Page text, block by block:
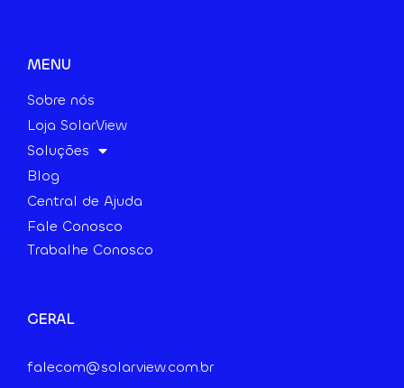
MENU
Sobre nós
Loja SolarView
Soluções
Blog
Central de Ajuda
Fale Conosco
Trabalhe Conosco
GERAL
falecom@solarview.com.br